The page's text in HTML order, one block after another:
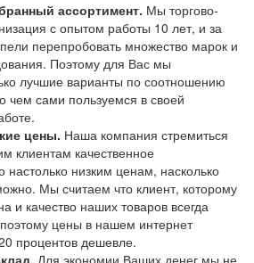
ассортимент. Мы торгово-
с опытом работы 10 лет, и за
перепробовать множество марок и
Поэтому для Вас мы
лучшие варианты по соотношению
чем сами пользуемся в своей
цены. Наша компания стремиться
клиентам качественное
настолько низким ценам, насколько
Мы считаем что клиент, которому
и качество наших товаров всегда
цены в нашем интернет
процентов дешевле.